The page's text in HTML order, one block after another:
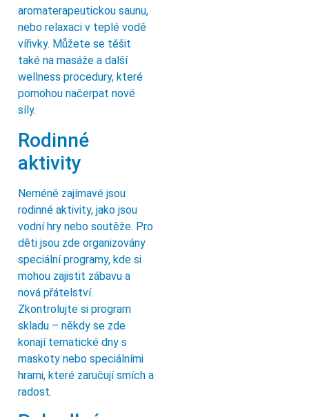
aromaterapeutickou saunu,
nebo relaxaci v teplé vodě
vířivky. Můžete se těšit
také na masáže a další
wellness procedury, které
pomohou načerpat nové
síly.
Rodinné
aktivity
Neméně zajímavé jsou
rodinné aktivity, jako jsou
vodní hry nebo soutěže. Pro
děti jsou zde organizovány
speciální programy, kde si
mohou zajistit zábavu a
nová přátelství.
Zkontrolujte si program
skladu – někdy se zde
konají tematické dny s
maskoty nebo speciálními
hrami, které zaručují smích a
radost.